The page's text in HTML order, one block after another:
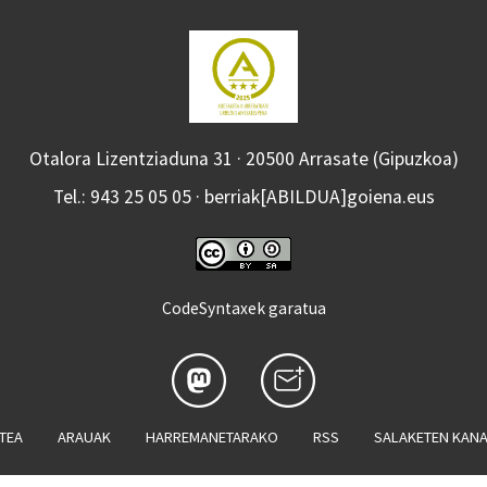
Otalora Lizentziaduna 31 · 20500 Arrasate (Gipuzkoa)
Tel.: 943 25 05 05 · berriak[ABILDUA]goiena.eus
CodeSyntaxek garatua
ARAUAK HARREMANETARAKO RSS SALAKETEN